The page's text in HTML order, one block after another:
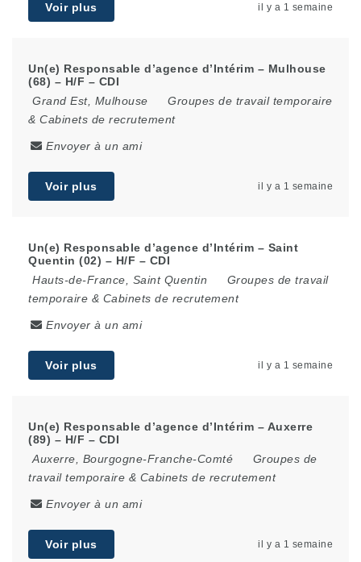
Voir plus il y a 1 semaine
Un(e) Responsable d’agence d’Intérim – Mulhouse
(68) – H/F – CDI
Grand Est, Mulhouse
Groupes de travail temporaire
& Cabinets de recrutement
Envoyer à un ami
Voir plus il y a 1 semaine
Un(e) Responsable d’agence d’Intérim – Saint
Quentin (02) – H/F – CDI
Hauts-de-France
Saint Quentin
Groupes de travail
temporaire & Cabinets de recrutement
Envoyer à un ami
Voir plus il y a 1 semaine
Un(e) Responsable d’agence d’Intérim – Auxerre
(89) – H/F – CDI
Auxerre
Bourgogne-Franche-Comté
Groupes de
travail temporaire & Cabinets de recrutement
Envoyer à un ami
Voir plus il y a 1 semaine